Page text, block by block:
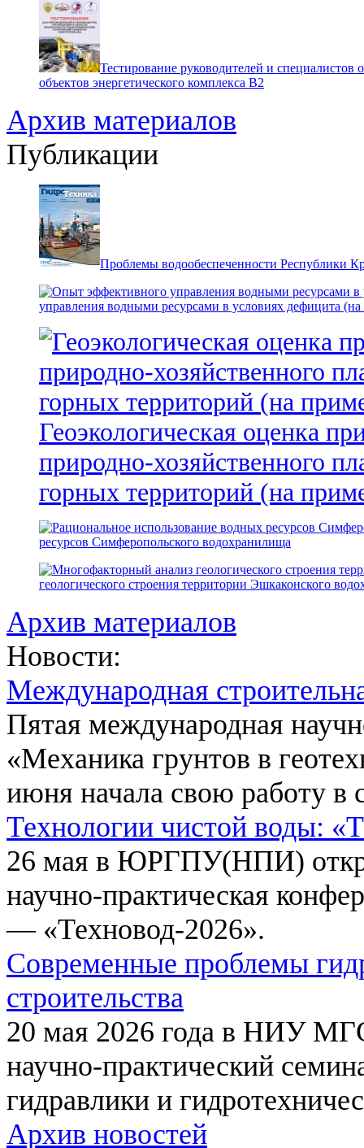
Тестирование руководителей и специалистов
объектов энергетического комплекса В2
Архив материалов
Публикации
Проблемы водообеспеченности Республики
управления водными ресурсами в условиях дефицита
Геоэкологическая оценка
природно-хозяйственного
горных территорий (на
ресурсов Симферопольского водохранилища
геологического строения территории Эшкаконского
Архив материалов
Новости:
Международная
Пятая международная
«Механика грунтов в
июня начала свою работу в
Технологии чистой воды:
26 мая в ЮРГПУ(НПИ)
научно-практическая
— «Техновод-2026».
Современные проблемы
строительства
20 мая 2026 года в НИУ
научно-практический
гидравлики и
Архив новостей